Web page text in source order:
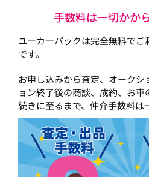
手数料は一切かか
ユーカーパックは完全無料でご
です。
お申し込みから査定、オーク
ョン終了後の商談、成約、お
続きに至るまで、仲介手数料は